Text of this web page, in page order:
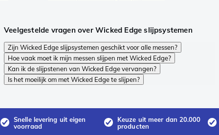
Veelgestelde vragen over Wicked Edge slijpsystemen
Zijn Wicked Edge slijpsystemen geschikt voor alle messen?
Hoe vaak moet ik mijn messen slijpen met Wicked Edge?
Kan ik de slijpstenen van Wicked Edge vervangen?
Is het moeilijk om met Wicked Edge te slijpen?
Snelle levering uit eigen
voorraad
Keuze uit meer dan 20.000
producten